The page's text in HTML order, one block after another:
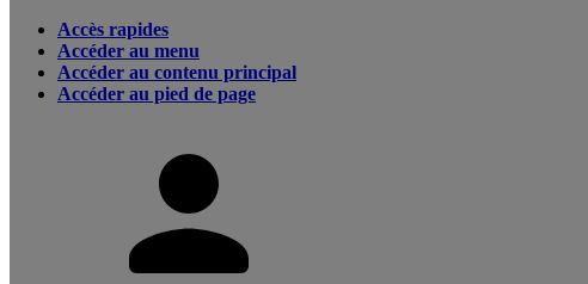
Accès rapides
Accéder au menu
Accéder au contenu principal
Accéder au pied de page